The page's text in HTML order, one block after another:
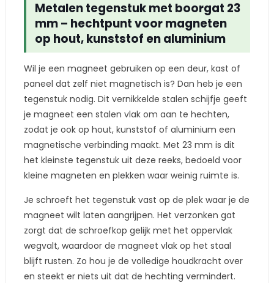
Metalen tegenstuk met boorgat 23
mm – hechtpunt voor magneten
op hout, kunststof en aluminium
Wil je een magneet gebruiken op een deur, kast of
paneel dat zelf niet magnetisch is? Dan heb je een
tegenstuk nodig. Dit vernikkelde stalen schijfje geeft
je magneet een stalen vlak om aan te hechten,
zodat je ook op hout, kunststof of aluminium een
magnetische verbinding maakt. Met 23 mm is dit
het kleinste tegenstuk uit deze reeks, bedoeld voor
kleine magneten en plekken waar weinig ruimte is.
Je schroeft het tegenstuk vast op de plek waar je de
magneet wilt laten aangrijpen. Het verzonken gat
zorgt dat de schroefkop gelijk met het oppervlak
wegvalt, waardoor de magneet vlak op het staal
blijft rusten. Zo hou je de volledige houdkracht over
en steekt er niets uit dat de hechting vermindert.